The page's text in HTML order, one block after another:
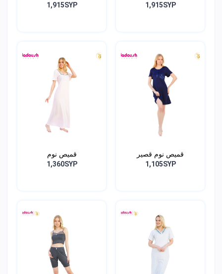
1,915SYP
1,915SYP
قميص نوم قصير
1,105SYP
قميص نوم
1,360SYP